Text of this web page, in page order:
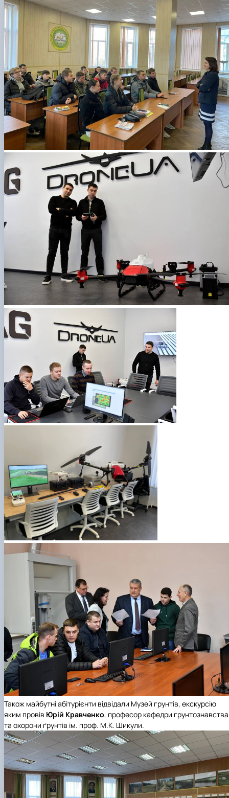
Також майбутні абітурієнти відвідали Музей грунтів, екскурсію
яким провів Юрій Кравченко, професор кафедри грунтознавства
та охорони ґрунтів ім. проф. М.К. Шикули.